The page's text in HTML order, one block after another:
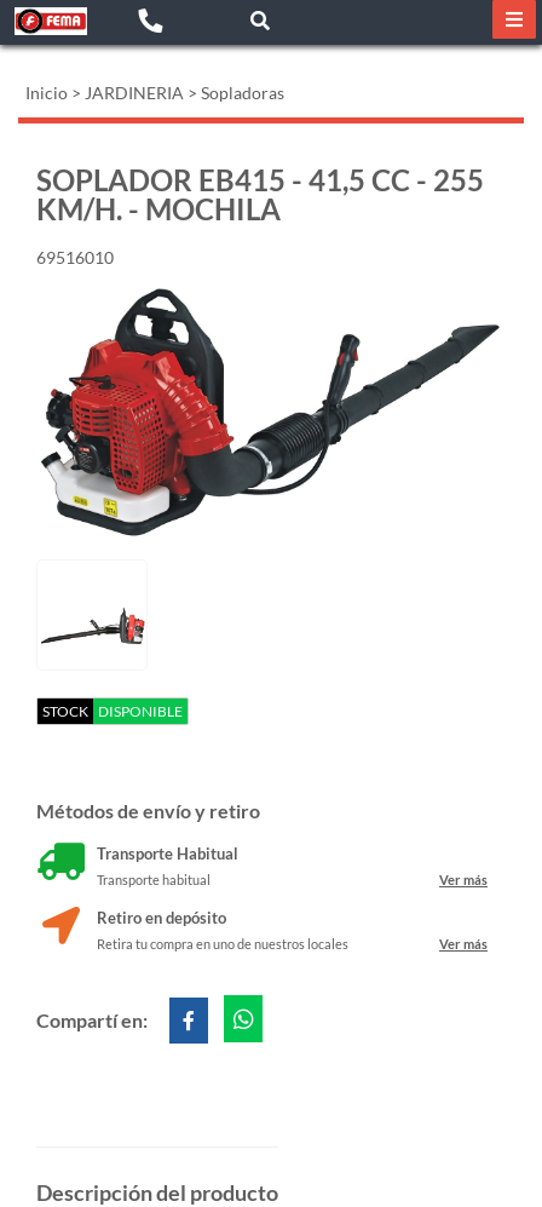
Inicio > JARDINERIA > Sopladoras
SOPLADOR EB415 - 41,5 CC - 255
KM/H. - MOCHILA
69516010
STOCK DISPONIBLE
Métodos de envío y retiro
Transporte Habitual
Transporte habitual Ver más
Retiro en depósito
Retira tu compra en uno de nuestros locales Ver más
Compartí en:
Descripción del producto